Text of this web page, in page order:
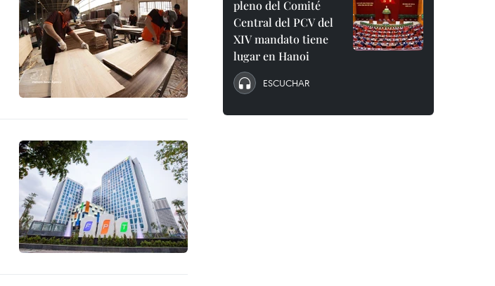
pleno del Comité
Central del PCV del
XIV mandato tiene
lugar en Hanoi
ESCUCHAR